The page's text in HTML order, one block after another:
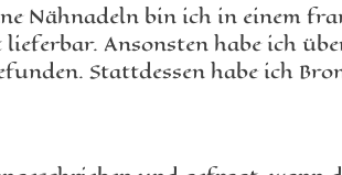
Nähnadeln bin ich in einem
Ansonsten habe ich
Stattdessen habe ich